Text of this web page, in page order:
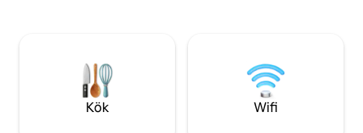
restauranger, så det finns ingen
anledning att hyra en bil. Lägsta ålder för
bokning är 25 år.
känsla av lugn
kompletterad av
poolen, kantad
Kök Wifi